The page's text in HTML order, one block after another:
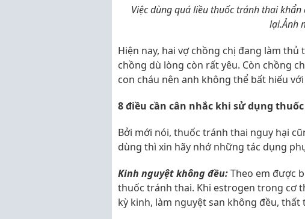
Việc dùng quá liều thuốc tránh thai
lại.Ảnh
Hiện nay, hai vợ chồng chị đang làm
chồng dù lòng còn rất yêu. Còn chồng
con cháu nên anh không thể bất hiếu
8 điều cần cân nhắc khi sử dụng
Bởi mới nói, thuốc tránh thai nguy hại
dùng thì xin hãy nhớ những tác dụng
Kinh nguyệt không đều:Theo em được
thuốc tránh thai. Khi estrogen trong cơ
kỳ kinh, làm nguyệt san không đều,